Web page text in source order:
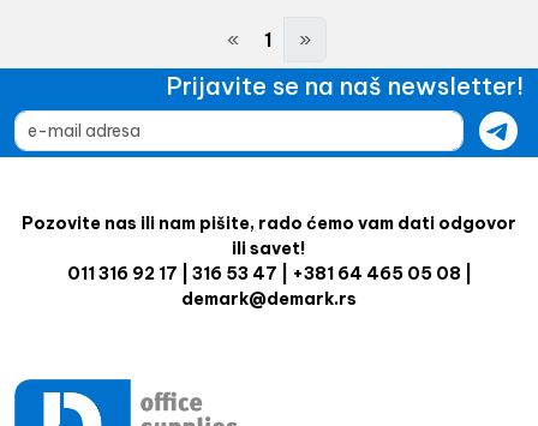
« 1 »
Prijavite se na naš newsletter!
Pozovite nas ili nam pišite, rado ćemo vam dati odgovor
ili savet!
011 316 92 17 | 316 53 47 | +381 64 465 05 08 |
demark@demark.rs